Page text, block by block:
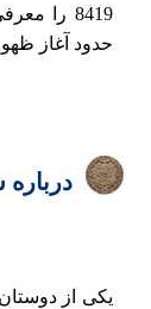
8419 را
حدود آغاز
يکی از